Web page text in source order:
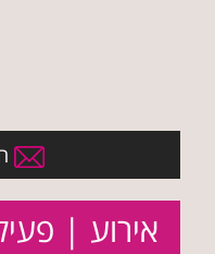
אירוע |